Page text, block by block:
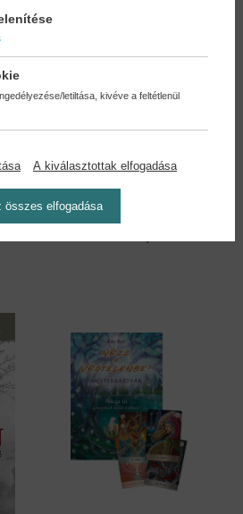
Intuitív tarot -
Útmutató...
Stefanie Caponi
letiltása, kivéve a feltétlenül
A kiválasztottak elfogadása
összes elfogadása